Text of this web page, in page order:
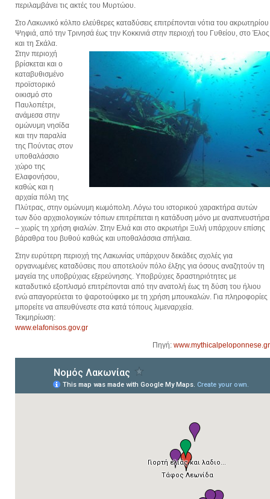
περιλαμβάνει τις ακτές του Μυρτώου.
Στο Λακωνικό κόλπο ελεύθερες καταδύσεις επιτρέπονται νότια του ακρωτηρίου
Ψηφιά, από την Τρινησά έως την Κοκκινιά στην περιοχή του Γυθείου, στο Έλος
και τη Σκάλα.
Στην περιοχή
βρίσκεται και ο
καταβυθισμένο
προϊστορικό
οικισμό στο
Παυλοπέτρι,
ανάμεσα στην
ομώνυμη νησίδα
και την παραλία
της Πούντας στον
υποθαλάσσιο
χώρο της
Ελαφονήσου,
καθώς και η
αρχαία πόλη της
Πλύτρας, στην ομώνυμη κωμόπολη. Λόγω του ιστορικού χαρακτήρα αυτών
των δύο αρχαιολογικών τόπων επιτρέπεται η κατάδυση μόνο με αναπνευστήρα
– χωρίς τη χρήση φιαλών. Στην Ελιά και στο ακρωτήρι Ξυλή υπάρχουν επίσης
βάραθρα του βυθού καθώς και υποθαλάσσια σπήλαια.
Στην ευρύτερη περιοχή της Λακωνίας υπάρχουν δεκάδες σχολές για
οργανωμένες καταδύσεις που αποτελούν πόλο έλξης για όσους αναζητούν τη
μαγεία της υποβρύχιας εξερεύνησης. Υποβρύχιες δραστηριότητες με
καταδυτικό εξοπλισμό επιτρέπονται από την ανατολή έως τη δύση του ήλιου
ενώ απαγορεύεται το ψαροτούφεκο με τη χρήση μπουκαλών. Για πληροφορίες
μπορείτε να απευθύνεστε στα κατά τόπους λιμεναρχεία.
Τεκμηρίωση:
www.elafonisos.gov.gr
Πηγή: www.mythicalpeloponnese.gr